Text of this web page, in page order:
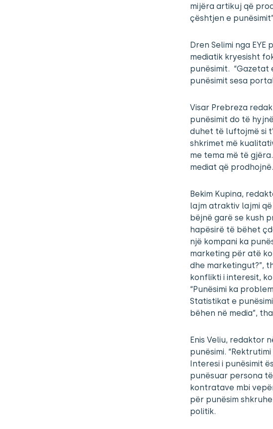
mijëra artikuj që
çështjen e
Dren Selimi nga
mediatik kryesisht
punësimit. “Gazetat
punësimit sesa
Visar Prebreza
punësimit do të
duhet të luftojmë si
shkrimet më
me tema më të
mediat që prodhojnë.
Bekim Kupina,
lajm atraktiv lajmi
bëjnë garë se kush
hapësirë të bëhet
një kompani ka
marketing për atë
dhe marketingut?”,
konflikti i interesit,
“Punësimi ka
Statistikat e
bëhen në media”,
Enis Veliu, redaktor
punësimi.
Interesi i punësimit
punësuar persona
kontratave mbi
për punësim
politik.